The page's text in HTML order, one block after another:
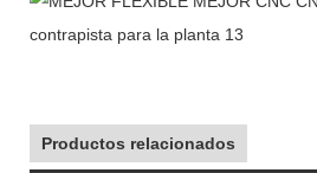
Productos relacionados